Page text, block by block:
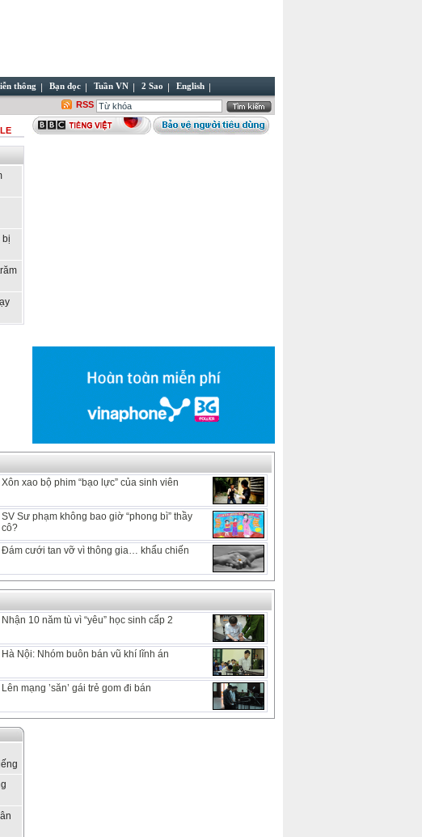
thông Bạn đọc Tuần VN 2 Sao English
RSS
bị
Xôn xao bộ phim “bạo lực” của sinh viên
SV Sư phạm không bao giờ “phong bì” thầy
cô?
Đám cưới tan vỡ vì thông gia… khẩu chiến
Nhận 10 năm tù vì “yêu” học sinh cấp 2
Hà Nội: Nhóm buôn bán vũ khí lĩnh án
Lên mạng ’săn’ gái trẻ gom đi bán